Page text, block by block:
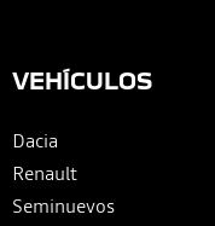
VEHÍCULOS
Dacia
Renault
Seminuevos